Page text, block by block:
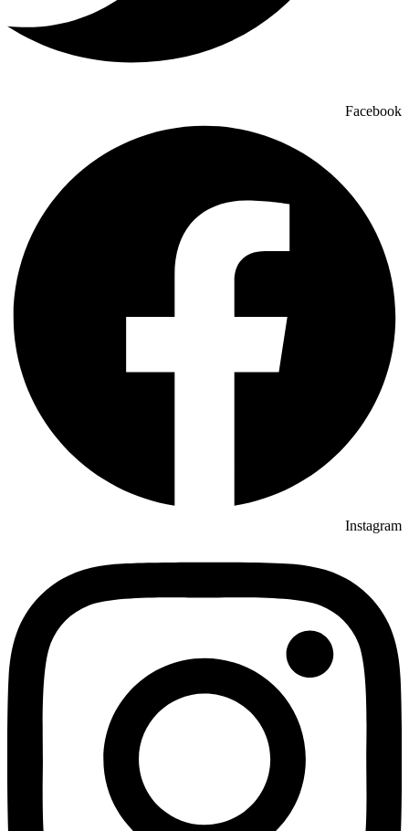
Facebook
Instagram